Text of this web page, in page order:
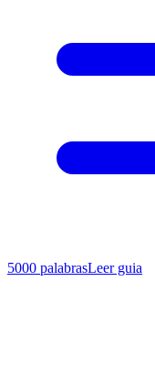
5000 palabrasLeer guia